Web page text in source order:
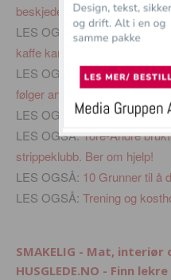
beskjedene til idioter som
LES OGSÅ:10
kaffe kan forstå
LES OGSÅ: Avdøde Steve
følger arven fra sin far
LES OGSÅ:10 Grunner til
LES OGSÅ:Tore-Andrè
strippeklubb. Ber om hjelp!
LES OGSÅ: 10 Grunner til å
LES OGSÅ: Trening og
SMAKELIG - Mat, interiør
HUSGLEDE.NO - Finn